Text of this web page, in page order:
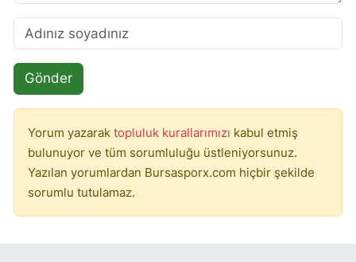
Gönder
Yorum yazarak topluluk kurallarımızı kabul etmiş
bulunuyor ve tüm sorumluluğu üstleniyorsunuz.
Yazılan yorumlardan Bursasporx.com hiçbir şekilde
sorumlu tutulamaz.